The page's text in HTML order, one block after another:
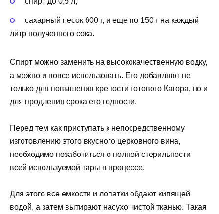
сахарный песок 600 г, и еще по 150 г на каждый
литр полученного сока.
Спирт можно заменить на высококачественную водку,
а можно и вовсе использовать. Его добавляют не
только для повышения крепости готового Кагора, но и
для продления срока его годности.
Перед тем как приступать к непосредственному
изготовлению этого вкусного церковного вина,
необходимо позаботиться о полной стерильности
всей используемой тары в процессе.
Для этого все емкости и лопатки обдают кипящей
водой, а затем вытирают насухо чистой тканью. Такая